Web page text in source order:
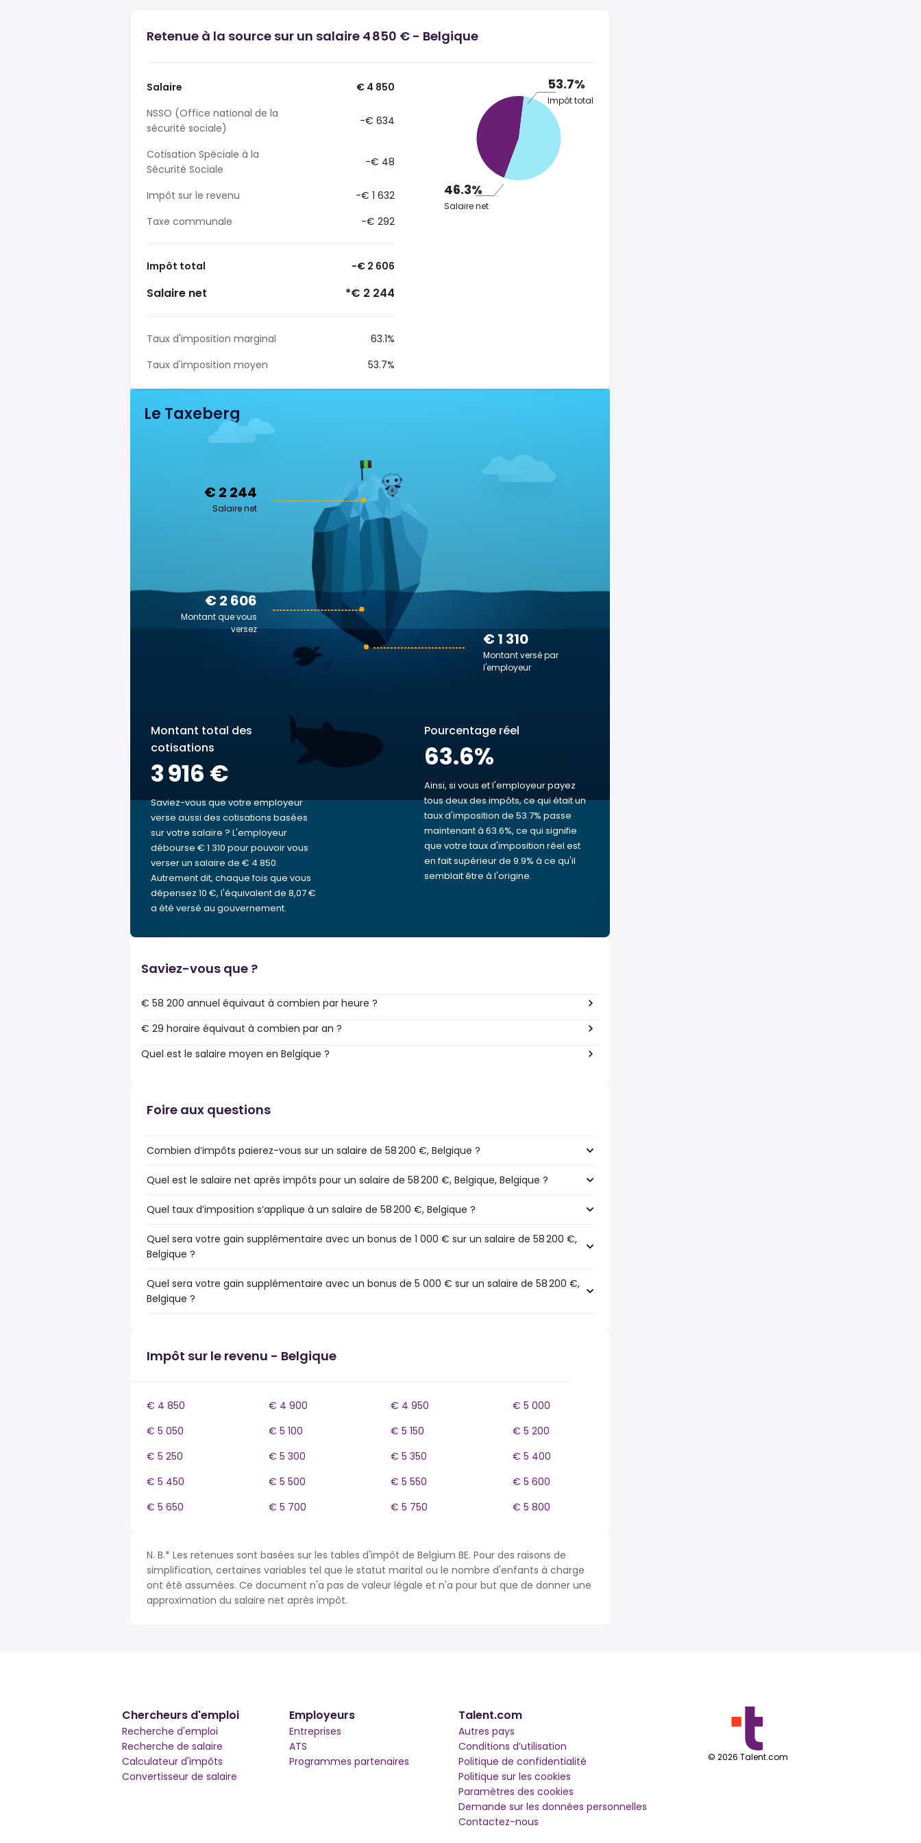
Retenue à la source sur un salaire 4 850 € - Belgique
Salaire
€ 4 850
NSSO (Office national de la
sécurité sociale)
-€ 634
Cotisation Spéciale à la
Sécurité Sociale
-€ 48
Impôt sur le revenu
-€ 1 632
Taxe communale
-€ 292
Impôt total -€ 2 606
Salaire net *€ 2 244
Taux d'imposition marginal
63.1%
Taux d'imposition moyen
53.7%
53.7%
Impôt total
46.3%
Salaire net
Le Taxeberg
€ 2 244
Salaire net
€ 1 310
Montant versé par
l'employeur
€ 2 606
Montant que vous
versez
Montant total des
cotisations
3 916 €
Saviez-vous que votre employeur
verse aussi des cotisations basées
sur votre salaire ? L'employeur
débourse € 1 310 pour pouvoir vous
verser un salaire de € 4 850.
Autrement dit, chaque fois que vous
dépensez 10 €, l'équivalent de 8,07 €
a été versé au gouvernement.
Pourcentage réel
63.6%
Ainsi, si vous et l'employeur payez
tous deux des impôts, ce qui était un
taux d'imposition de 53.7% passe
maintenant à 63.6%, ce qui signifie
que votre taux d'imposition réel est
en fait supérieur de 9.9% à ce qu'il
semblait être à l'origine.
Saviez-vous que ?
€ 58 200 annuel équivaut à combien par heure ?
€ 29 horaire équivaut à combien par an ?
Quel est le salaire moyen en Belgique ?
Foire aux questions
Combien d’impôts paierez-vous sur un salaire de 58 200 €, Belgique ?
Quel est le salaire net après impôts pour un salaire de 58 200 €, Belgique, Belgique ?
Quel taux d’imposition s’applique à un salaire de 58 200 €, Belgique ?
Quel sera votre gain supplémentaire avec un bonus de 1 000 € sur un salaire de 58 200 €,
Belgique ?
Quel sera votre gain supplémentaire avec un bonus de 5 000 € sur un salaire de 58 200 €,
Belgique ?
Impôt sur le revenu - Belgique
€ 4 850 € 4 900 € 4 950
€ 5 000
€ 5 050
€ 5 100 € 5 150
€ 5 200
€ 5 250
€ 5 300 € 5 350
€ 5 400
€ 5 450
€ 5 500 € 5 550
€ 5 600
€ 5 650
€ 5 700 € 5 750 € 5 800
N. B.* Les retenues sont basées sur les tables d'impôt de Belgium BE. Pour des raisons de
simplification, certaines variables tel que le statut marital ou le nombre d'enfants à charge
ont été assumées. Ce document n'a pas de valeur légale et n'a pour but que de donner une
approximation du salaire net après impôt.
Chercheurs d'emploi
Recherche d'emploi
Recherche de salaire
Calculateur d'impôts
Convertisseur de salaire
Employeurs
Entreprises
ATS
Programmes partenaires
Talent.com
Autres pays
Conditions d’utilisation
Politique de confidentialité
Politique sur les cookies
Paramètres des cookies
Demande sur les données personnelles
Contactez-nous
© 2026 Talent.com